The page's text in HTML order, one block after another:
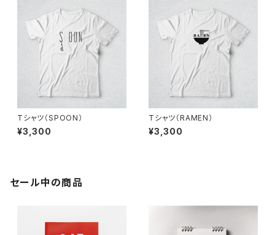
Tシャツ（SPOON）
¥3,300
Tシャツ（RAMEN）
¥3,300
セール中の商品